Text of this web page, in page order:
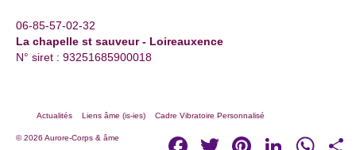
06-85-57-02-32
La chapelle st sauveur - Loireauxence
N° siret : 93251685900018
Actualités Liens âme (is-ies) Cadre Vibratoire Personnalisé
© 2026 Aurore-Corps & âme FacebookTwitter PinterestLinkedIn